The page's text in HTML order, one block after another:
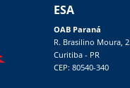
ESA
OAB Paraná
R. Brasilino Moura,
Curitiba - PR
CEP: 80540-340